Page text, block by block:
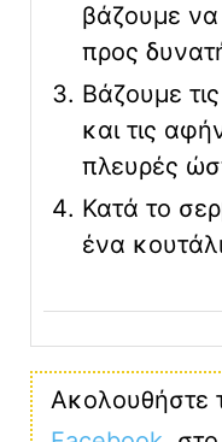
βάζουμε να
προς
Βάζουμε
και τις
πλευρές
Κατά το
ένα
Ακολουθήστε